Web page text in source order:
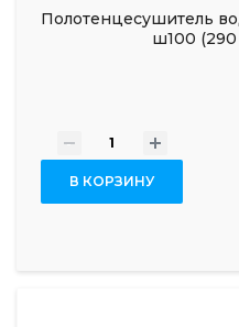
Полотенцесушитель
ш100
- +
В КОРЗИНУ